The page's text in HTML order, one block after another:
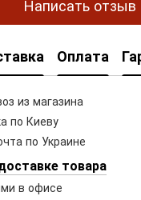
Написать отзыв
Оплата
из магазина
по Киеву
по Украине
товара
в офисе